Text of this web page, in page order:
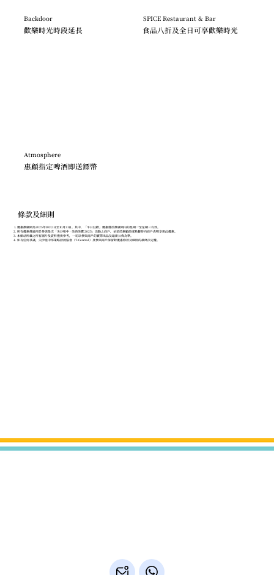
Backdoor
歡樂時光時段延長
SPICE Restaurant & Bar
食品八折及全日可享歡樂時光
Atmosphere
惠顧指定啤酒即送鏢幣
條款及細則
優惠推廣期為2025年10月1日至10月31日。其中，「平日狂歡」優惠僅於推廣期內的星期一至星期三有效。
所有優惠僅適用於參與是次「尖沙咀中 · 美酒美饌 2025」活動之商戶，並須於惠顧前或點餐時向商戶表明享用此優惠。
本網站所載之所有圖片及資料僅供參考，一切以參與商戶的實際出品及最新公佈為準。
如有任何爭議，尖沙咀中部策略發展協會（T-Central）及參與商戶保留對優惠條款及細則的最終決定權。